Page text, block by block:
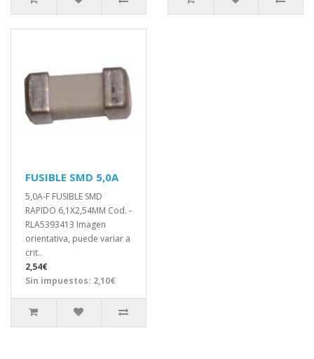
FUSIBLE SMD 5,0A
5,0A-F FUSIBLE SMD
RAPIDO 6,1X2,54MM Cod. -
RLA5393413 Imagen
orientativa, puede variar a
crit..
2,54€
Sin impuestos: 2,10€